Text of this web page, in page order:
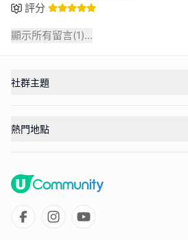
評分
顯示所有留言(1)...
社群主題
熱門地點